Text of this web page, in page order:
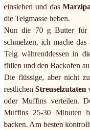
einsieben und das
die Teigmasse heben.
Nun die 70 g Butter
schmelzen, ich mache
Teig währenddessen in
füllen und den Backofen
Die flüssige, aber nicht
restlichen Streuselzutaten
oder Muffins verteilen.
Muffins 25-30 Minuten
backen. Am besten